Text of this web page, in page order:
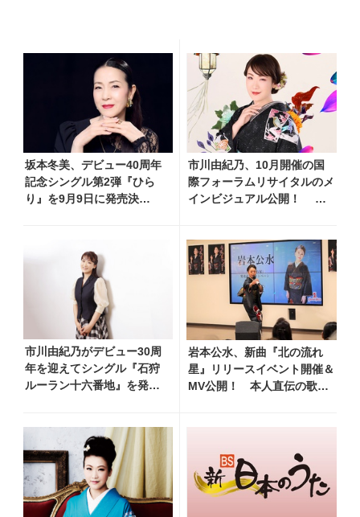
坂本冬美、デビュー40周年
記念シングル第2弾『ひら
り』を9月9日に発売決
市川由紀乃、10月開催の国
際フォーラムリサイタルのメ
インビジュアル公開！ リ
フルサイズ公開
市川由紀乃がデビュー30周
年を迎えてシングル『石狩
ルーラン十六番地』を発売
でもたまには甘いアメもほ
しいです（笑）」
岩本公水、新曲『北の流れ
星』リリースイベント開催＆
MV公開！ 本人直伝の歌唱